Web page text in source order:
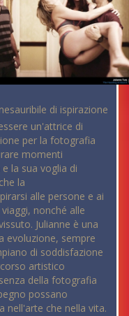
di ispirazione
un'attrice di
per la fotografia
momenti
la sua voglia di
la
alle persone e ai
nonché alle
Julianne è una
evoluzione, sempre
di soddisfazione
artistico
della fotografia
possano
nell'arte che nella vita.